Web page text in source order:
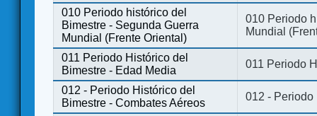
010 Periodo histórico del
Bimestre - Segunda Guerra
Mundial (Frente Oriental)
010 Periodo
Mundial
011 Periodo Histórico del
Bimestre - Edad Media
011 Periodo
012 - Periodo Histórico del
Bimestre - Combates Aéreos
012 - Periodo